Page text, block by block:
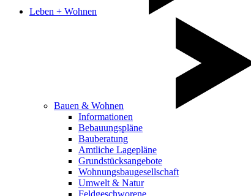
Leben + Wohnen
Bauen & Wohnen
Informationen
Bebauungspläne
Bauberatung
Amtliche Lagepläne
Grundstücksangebote
Wohnungsbaugesellschaft
Umwelt & Natur
Feldgeschworene